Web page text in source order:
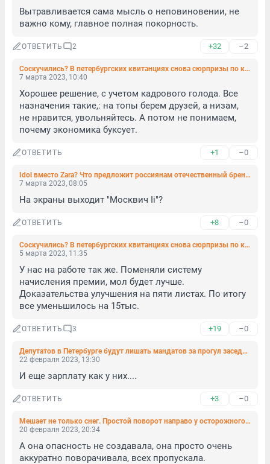
Вытравливается сама мысль о неповиновении, не
важно кому, главное полная покорность.
ОТВЕТИТЬ 2 +32 –2
Соскучились? В петербургских квитанциях снова сюрпризы по капремонту
7 марта 2023, 10:40
Хорошее решение, с учетом кадрового голода. Все
назначения такие,: на топы берем друзей, а низам,
не нравится, увольняйтесь. А потом не понимаем,
почему экономика буксует.
ОТВЕТИТЬ +1 –0
Idol вместо Zara? Что предложит россиянам отечественный бренд и сколько это будет стоить
7 марта 2023, 08:05
На экраны выходит "Москвич Ii"?
ОТВЕТИТЬ +8 –0
Соскучились? В петербургских квитанциях снова сюрпризы по капремонту
5 марта 2023, 11:35
У нас на работе так же. Поменяли систему
начисления премии, мол будет лучше.
Доказательства улучшения на пяти листах. По итогу
все уменьшилось на 15тыс.
ОТВЕТИТЬ 3 +19 –0
Депутатов в Петербурге будут лишать мандатов за прогул заседаний в течение полугода
22 февраля 2023, 13:30
И еще зарплату как у них....
ОТВЕТИТЬ +3 –0
Мешает не только снег. Простой поворот направо у осторожного водителя занял 2,5 минуты
20 февраля 2023, 20:34
А она опасность не создавала, она просто очень
аккуратно поворачивала, всех пропускала.